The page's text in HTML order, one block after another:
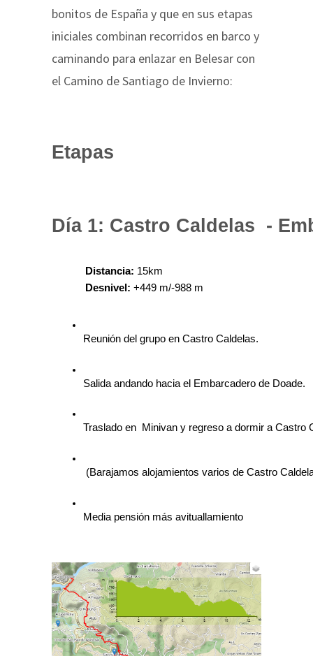
bonitos de España y que en sus etapas
iniciales combinan recorridos en barco y
caminando para enlazar en Belesar con
el Camino de Santiago de Invierno:
Etapas
Día 1: Castro Caldelas  -
Distancia: 15km
Desnivel: +449 m/-988 m
Reunión del grupo en Castro Caldelas.
Salida andando hacia el Embarcadero de Doade.
Traslado en  Minivan y regreso a dormir a Castro
(Barajamos alojamientos varios de Castro
Media pensión más avituallamiento